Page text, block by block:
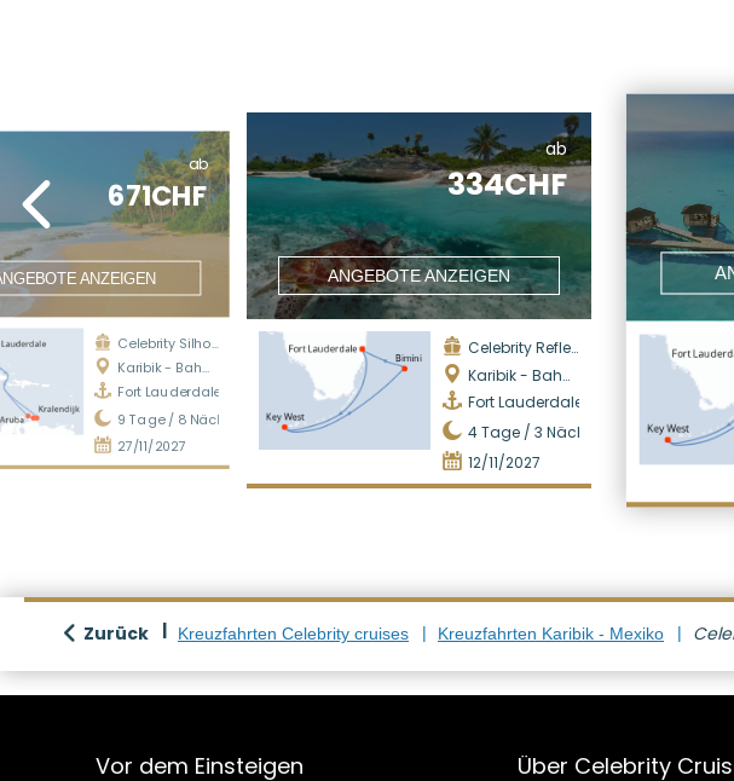
ab
671CHF
ANZEIGEN
Celebrity Silhouette
Karibik - Bahamas
Fort Lauderdale
9 Tage / 8 Nächte
27/11/2027
ab
334CHF
ANGEBOTE ANZEIGEN
Celebrity Reflection
Karibik - Bahamas
Fort Lauderdale
4Tage / 3 Nächte
12/11/2027
Zurück Kreuzfahrten Celebrity cruises Kreuzfahrten Karibik - Mexiko
Vor dem Einsteigen Über Celebrity